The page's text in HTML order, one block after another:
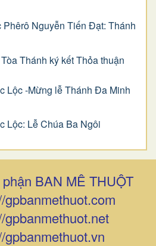
Phêrô Nguyễn Tiến Đạt: Thánh
Thánh ký kết Thỏa thuận
Lộc -Mừng lễ Thánh Đa Minh
Lộc: Lễ Chúa Ba Ngôi
BAN MÊ THUỘT
gpbanmethuot.com
gpbanmethuot.net
gpbanmethuot.vn